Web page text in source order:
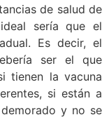
de salud de
sería que el
Es decir, el
ser el que
tienen la vacuna
si están a
y no se